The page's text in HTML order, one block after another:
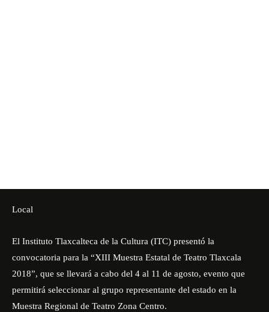
Local
El Instituto Tlaxcalteca de la Cultura (ITC) presentó la
convocatoria para la “XIII Muestra Estatal de Teatro Tlaxcala
2018”, que se llevará a cabo del 4 al 11 de agosto, evento que
permitirá seleccionar al grupo representante del estado en la
Muestra Regional de Teatro Zona Centro.